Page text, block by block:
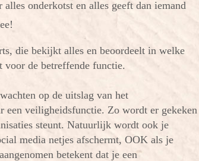
onderkotst en alles geeft dan iemand
die bekijkt alles en beoordeelt in welke
de betreffende functie.
op de uitslag van het
een veiligheidsfunctie. Zo wordt er gekeken
steunt. Natuurlijk wordt ook je
media netjes afschermt, OOK als je
betekent dat je een